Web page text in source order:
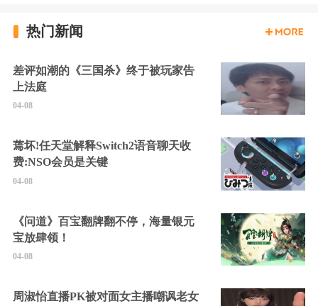
热门新闻
差评如潮的《三国杀》终于被玩家告
上法庭
04-08
蔫坏!任天堂解释Switch2语音聊天收
费:NSO会员是关键
04-08
《问道》百宝翻牌翻不停，海量银元
宝放肆领！
04-08
周淑怡直播PK被对面女主播嘲讽老女